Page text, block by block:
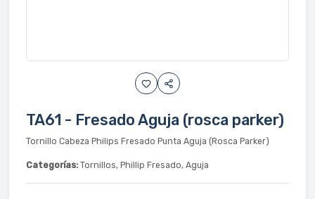
TA61 - Fresado Aguja (rosca parker)
Tornillo Cabeza Philips Fresado Punta Aguja (Rosca Parker)
Categorías:Tornillos, Phillip Fresado, Aguja